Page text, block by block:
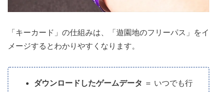
「キーカード」の仕組みは、「遊園地のフリーパス」をイ
メージするとわかりやすくなります。
ダウンロードしたゲームデータ ＝ いつでも行